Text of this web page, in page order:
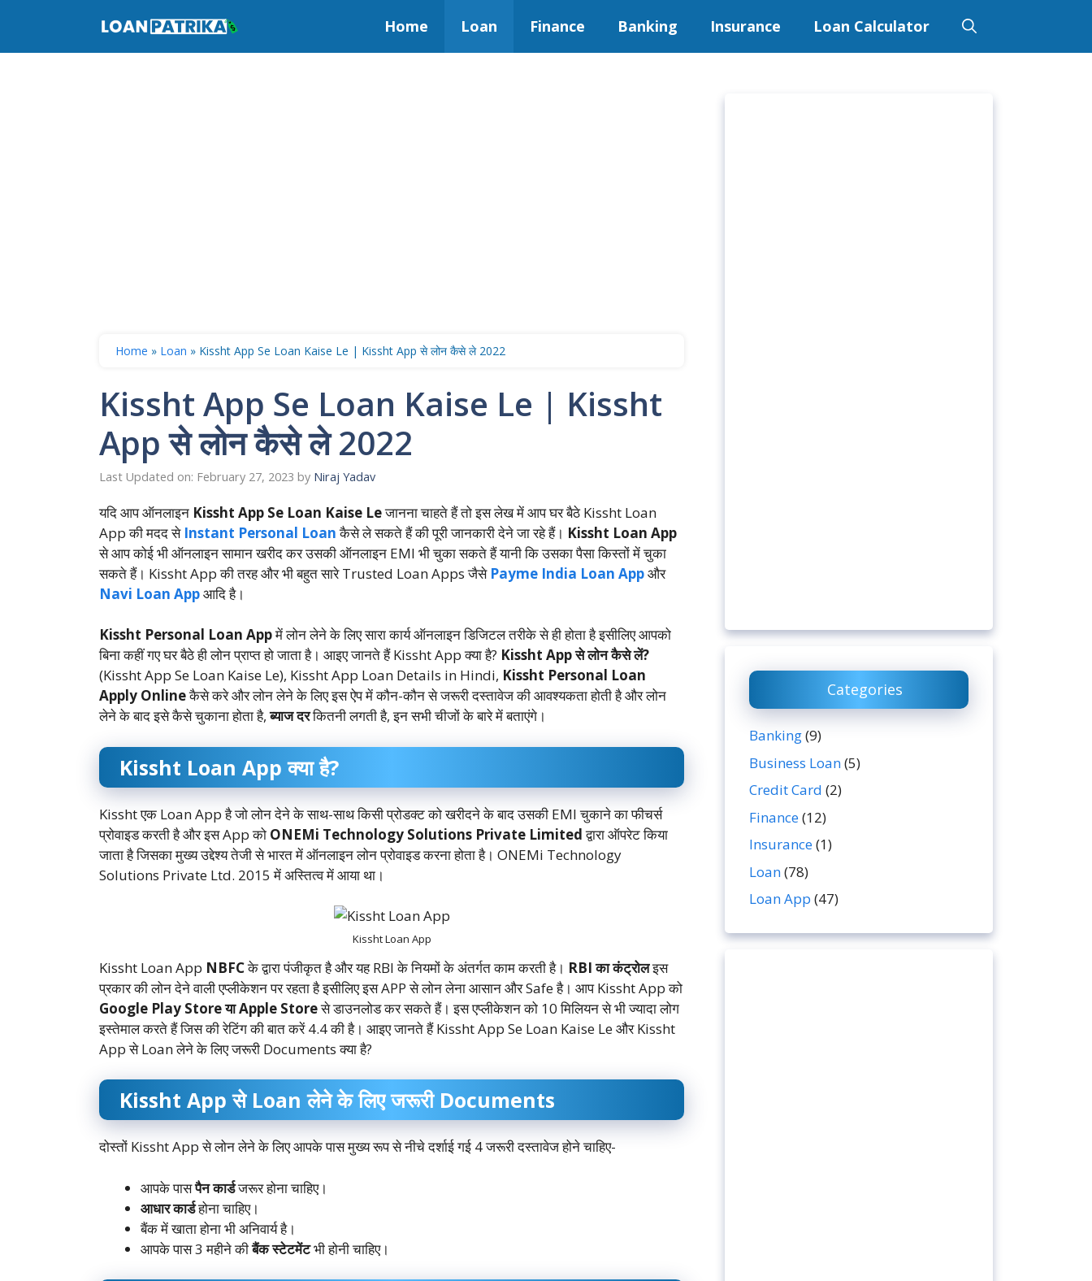
content
Home Loan Finance Banking Insurance Loan Calculator
Home » Loan » Kissht App Se Loan Kaise Le | Kissht App से लोन कैसे ले 2022
Kissht App Se Loan Kaise Le | Kissht
App से लोन कैसे ले 2022
Last Updated on: February 27, 2023 by Niraj Yadav
यदि आप ऑनलाइन Kissht App Se Loan Kaise Leजानना चाहते हैं तो इस लेख में आप घर बैठे Kissht Loan
App की मदद से Instant Personal Loanकैसे ले सकते हैं की पूरी जानकारी देने जा रहे हैं। Kissht Loan App
से आप कोई भी ऑनलाइन सामान खरीद कर उसकी ऑनलाइन EMI भी चुका सकते हैं यानी कि उसका पैसा किस्तों में चुका
सकते हैं। Kissht App की तरह और भी बहुत सारे Trusted Loan Apps जैसे Payme India Loan Appऔर
Navi Loan Appआदि है।
Kissht Personal Loan Appमें लोन लेने के लिए सारा कार्य ऑनलाइन डिजिटल तरीके से ही होता है इसीलिए आपको
बिना कहीं गए घर बैठे ही लोन प्राप्त हो जाता है। आइए जानते हैं Kissht App क्या है? Kissht App से लोन कैसे लें?
(Kissht App Se Loan Kaise Le), Kissht App Loan Details in Hindi, Kissht Personal Loan
Apply Onlineकैसे करे और लोन लेने के लिए इस ऐप में कौन-कौन से जरूरी दस्तावेज की आवश्यकता होती है और लोन
लेने के बाद इसे कैसे चुकाना होता है,ब्याज दरकितनी लगती है, इन सभी चीजों के बारे में बताएंगे।
Kissht Loan App क्या है?
Kissht एक Loan App है जो लोन देने के साथ-साथ किसी प्रोडक्ट को खरीदने के बाद उसकी EMI चुकाने का फीचर्स
प्रोवाइड करती है और इस App को ONEMi Technology Solutions Private Limitedद्वारा ऑपरेट किया
जाता है जिसका मुख्य उद्देश्य तेजी से भारत में ऑनलाइन लोन प्रोवाइड करना होता है। ONEMi Technology
Solutions Private Ltd. 2015 में अस्तित्व में आया था।
Kissht Loan App
Kissht Loan App NBFCके द्वारा पंजीकृत है और यह RBI के नियमों के अंतर्गत काम करती है। RBI का कंट्रोलइस
प्रकार की लोन देने वाली एप्लीकेशन पर रहता है इसीलिए इस APP से लोन लेना आसान और Safe है। आप Kissht App को
Google Play Store या Apple Storeसे डाउनलोड कर सकते हैं। इस एप्लीकेशन को 10 मिलियन से भी ज्यादा लोग
इस्तेमाल करते हैं जिस की रेटिंग की बात करें 4.4 की है। आइए जानते हैं Kissht App Se Loan Kaise Le और Kissht
App से Loan लेने के लिए जरूरी Documents क्या है?
Kissht App से Loan लेने के लिए जरूरी Documents
दोस्तों Kissht App से लोन लेने के लिए आपके पास मुख्य रूप से नीचे दर्शाई गई 4 जरूरी दस्तावेज होने चाहिए-
आपके पासपैन कार्डजरूर होना चाहिए।
आधार कार्डहोना चाहिए।
बैंक में खाता होना भी अनिवार्य है।
आपके पास 3 महीने कीबैंक स्टेटमेंटभी होनी चाहिए।
Categories
Banking(9)
Business Loan(5)
Credit Card (2)
Finance(12)
Insurance(1)
Loan(78)
Loan App (47)